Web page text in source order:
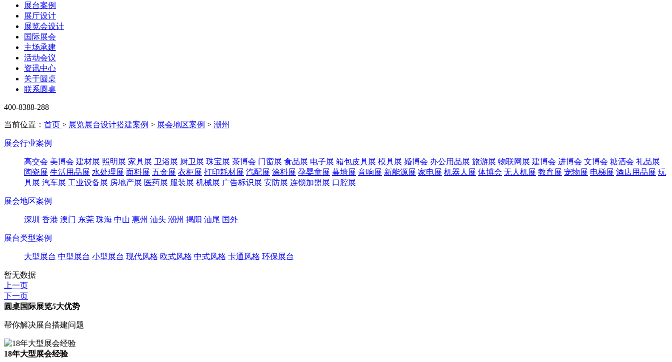
展台案例
展厅设计
展览会设计
国际展会
主场承建
活动会议
资讯中心
关于圆桌
联系圆桌
400-8388-288
当前位置： 首页 > 展览展台设计搭建案例 > 展会地区案例 > 潮州
展会行业案例
高交会 美博会 建材展 照明展 家具展 卫浴展 厨卫展 珠宝展 茶博会 门窗展 食品展 电子展 箱包皮具展 模具展 婚博会 办公用品展 旅游展 物联网展 建博会 进博会 文博会 糖酒会 礼品展
陶瓷展 生活用品展 水处理展 面料展 五金展 衣柜展 打印耗材展 汽配展 涂料展 孕婴童展 幕墙展 音响展 新能源展 家电展 机器人展 体博会 无人机展 教育展 宠物展 电梯展 酒店用品展 玩
具展 汽车展 工业设备展 房地产展 医药展 服装展 机械展 广告标识展 安防展 连锁加盟展 口腔展
展会地区案例
深圳 香港 澳门 东莞 珠海 中山 惠州 汕头 潮州 揭阳 汕尾 国外
展台类型案例
大型展台 中型展台 小型展台 现代风格 欧式风格 中式风格 卡通风格 环保展台
暂无数据
上一页
下一页
圆桌国际展览5大优势
帮你解决展台搭建问题
18年大型展会经验